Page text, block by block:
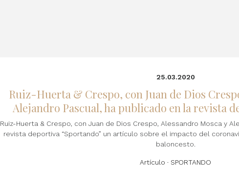
25.03.2020
Ruiz-Huerta & Crespo, con Juan de Dios
Alejandro Pascual, ha publicado en la revista
Ruiz-Huerta & Crespo, con Juan de Dios Crespo, Alessandro Mosca y
revista deportiva “Sportando” un artículo sobre el impacto del
baloncesto.
Artículo · SPORTANDO